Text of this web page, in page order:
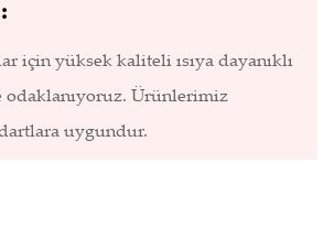
için yüksek kaliteli ısıya dayanıklı
odaklanıyoruz. Ürünlerimiz
uygundur.